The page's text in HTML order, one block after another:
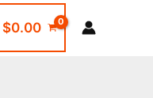
$0.00